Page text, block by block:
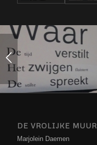
DE VROLIJKE MUUR
Marjolein Daemen